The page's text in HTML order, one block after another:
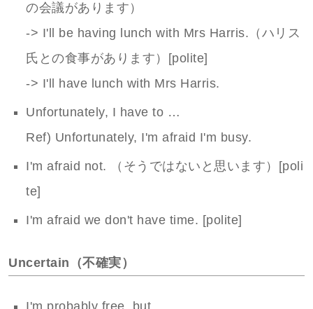
の会議があります）
-> I'll be having lunch with Mrs Harris.（ハリス
氏との食事があります）[polite]
-> I'll have lunch with Mrs Harris.
Unfortunately, I have to …
Ref) Unfortunately, I'm afraid I'm busy.
I'm afraid not. （そうではないと思います）[poli
te]
I'm afraid we don't have time. [polite]
Uncertain（不確実）
I'm probably free, but …